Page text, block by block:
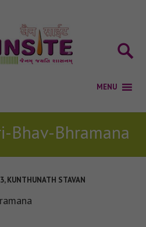
Bhav-Bhramana
,KUNTHUNATH STAVAN